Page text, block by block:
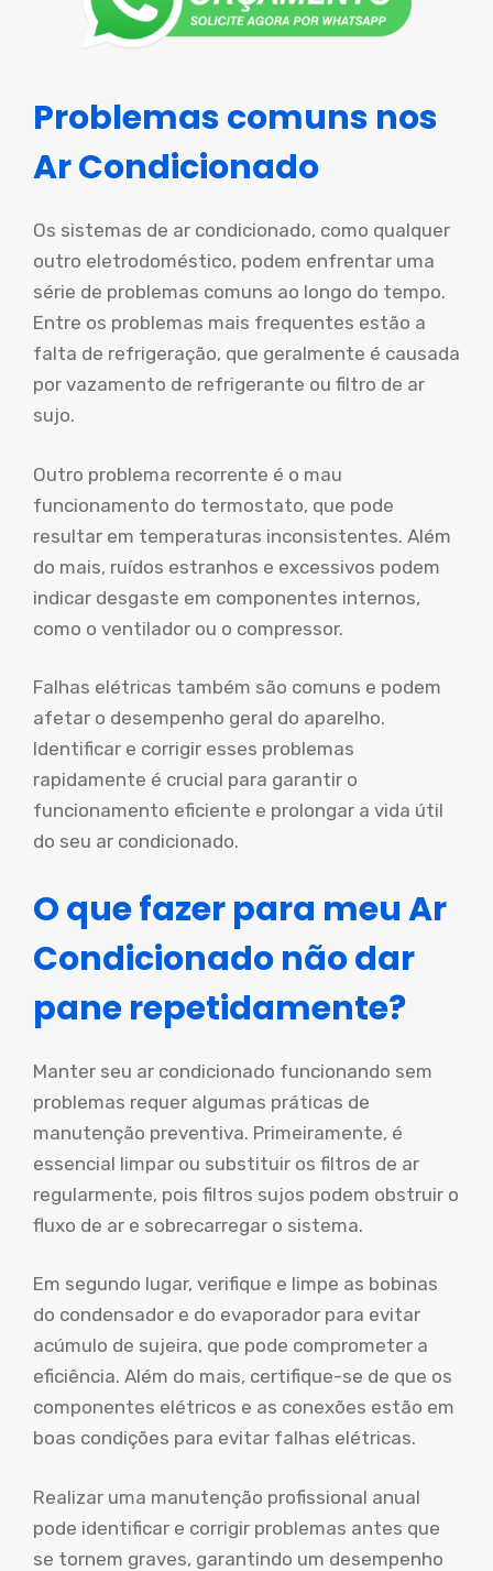
Problemas comuns nos
Ar Condicionado
Os sistemas de ar condicionado, como qualquer
outro eletrodoméstico, podem enfrentar uma
série de problemas comuns ao longo do tempo.
Entre os problemas mais frequentes estão a
falta de refrigeração, que geralmente é causada
por vazamento de refrigerante ou filtro de ar
sujo.
Outro problema recorrente é o mau
funcionamento do termostato, que pode
resultar em temperaturas inconsistentes. Além
do mais, ruídos estranhos e excessivos podem
indicar desgaste em componentes internos,
como o ventilador ou o compressor.
Falhas elétricas também são comuns e podem
afetar o desempenho geral do aparelho.
Identificar e corrigir esses problemas
rapidamente é crucial para garantir o
funcionamento eficiente e prolongar a vida útil
do seu ar condicionado.
O que fazer para meu Ar
Condicionado não dar
pane repetidamente?
Manter seu ar condicionado funcionando sem
problemas requer algumas práticas de
manutenção preventiva. Primeiramente, é
essencial limpar ou substituir os filtros de ar
regularmente, pois filtros sujos podem obstruir o
fluxo de ar e sobrecarregar o sistema.
Em segundo lugar, verifique e limpe as bobinas
do condensador e do evaporador para evitar
acúmulo de sujeira, que pode comprometer a
eficiência. Além do mais, certifique-se de que os
componentes elétricos e as conexões estão em
boas condições para evitar falhas elétricas.
Realizar uma manutenção profissional anual
pode identificar e corrigir problemas antes que
se tornem graves, garantindo um desempenho